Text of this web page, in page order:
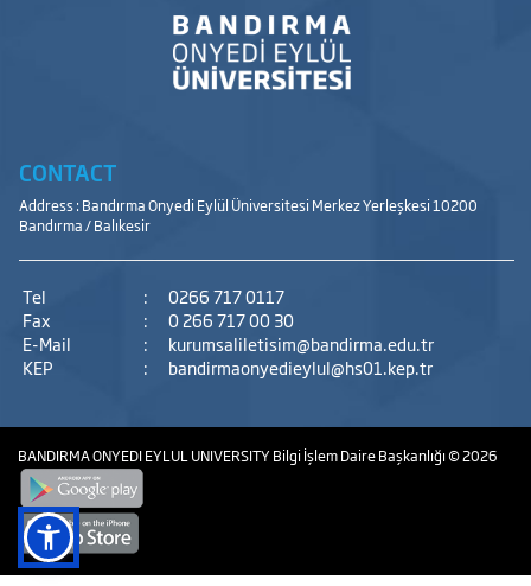
CONTACT
Address : Bandırma Onyedi Eylül Üniversitesi Merkez Yerleşkesi 10200
Bandırma / Balıkesir
Tel :
0266 717 0117
Fax
:
0 266 717 00 30
E-Mail
:
kurumsaliletisim@bandirma.edu.tr
KEP
: bandirmaonyedieylul@hs01.kep.tr
BANDIRMA ONYEDI EYLUL UNIVERSITY Bilgi İşlem Daire Başkanlığı© 2026